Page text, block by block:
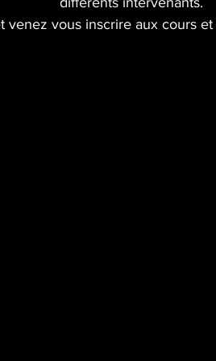
venez vous inscrire aux cours